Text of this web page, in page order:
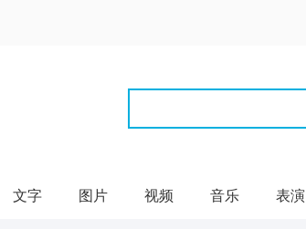
文字 图片 视频 音乐 表演